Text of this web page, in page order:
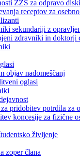
ZZS za odpravo
receptov za
sekundariji z
zdravniki in doktorji
objav nadomeščanj
oglasi
pridobitev potrdila za
koncesije za fizične
življenje
zoper člana